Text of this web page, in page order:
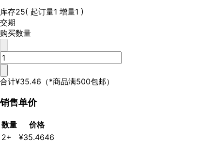
库存25( 起订量1 增量1 )
交期
购买数量
合计¥35.46 （*商品满500包邮）
销售单价
数量
价格
2+
¥35.4646